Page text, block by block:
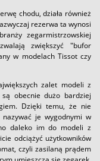
chodu, działa również
rezerwa ta wynosi
zegarmistrzowskiej
zwiększyć "bufor
w modelach Tissot czy
zalet modeli z
obecnie dużo bardziej
Dzięki temu, że nie
je wygodnymi w
daleko im do modeli z
odciążyć użytkowników
czyli zasilaną prądem